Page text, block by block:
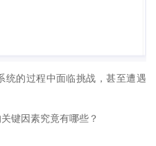
统的过程中面临挑战，甚至遭遇
键因素究竟有哪些？